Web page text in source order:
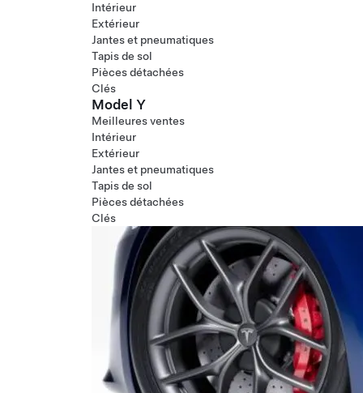
Intérieur
Extérieur
Jantes et pneumatiques
Tapis de sol
Pièces détachées
Clés
Model Y
Meilleures ventes
Intérieur
Extérieur
Jantes et pneumatiques
Tapis de sol
Pièces détachées
Clés